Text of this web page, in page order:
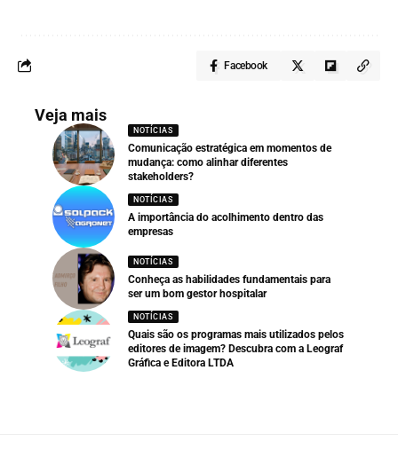
Facebook
Veja mais
NOTÍCIAS
Comunicação estratégica em momentos de
mudança: como alinhar diferentes
stakeholders?
NOTÍCIAS
A importância do acolhimento dentro das
empresas
NOTÍCIAS
Conheça as habilidades fundamentais para
ser um bom gestor hospitalar
NOTÍCIAS
Quais são os programas mais utilizados pelos
editores de imagem? Descubra com a Leograf
Gráfica e Editora LTDA